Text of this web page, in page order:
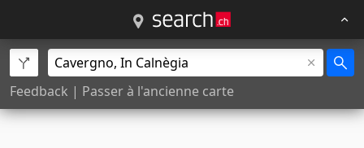
Feedback | Passer à l'ancienne carte